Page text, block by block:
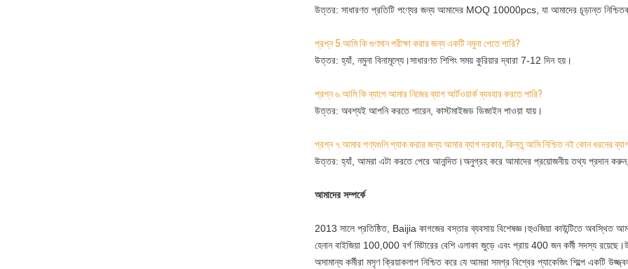
উত্তর: সাধারণত প্রতিটি পণ্যের জন্য আমাদের MOQ 10000pcs, যা আমাদের চূড়ান্ত
প্রশ্ন 5.আমি কি গুণমান পরীক্ষা করার জন্য একটি নমুনা পেতে পারি?
উত্তর: হ্যাঁ, নমুনা বিনামূল্যে।সাধারণত শিপিং সময় কুরিয়ার দ্বারা 7-12 দিন হয়।
প্রশ্ন ৬.আমি কি ব্যাগে আমার নিজের ব্যাগ আর্টওয়ার্ক ব্যবহার করতে পারি?
উত্তর: অবশ্যই আপনি করতে পারেন, কাস্টমাইজড ডিজাইন পাওয়া যায়।
প্রশ্ন ৭.আমার পণ্যগুলি প্যাক করার জন্য আমার ব্যাগ দরকার, কিন্তু আমি নিশ্চিত নই কোন ধরনের
উত্তর: হ্যাঁ, আমরা এটা করতে পেরে আনন্দিত।অনুগ্রহ করে আমাদের প্রয়োজনীয় তথ্য প্রদান
আমাদের সম্পর্কে
2013 সালে প্রতিষ্ঠিত, Baijia কাগজের বস্তার ব্যবসায় বিশেষজ্ঞ।হুওজিয়া কাউন্টিতে অবস্থিত
হেনান বাইজিয়া 100,000 বর্গ মিটারের বেশি এলাকা জুড়ে এবং প্রায় 400 জন কর্মী সদস্য
অসামান্য কর্মীরা মসৃণ ক্রিয়াকলাপ নিশ্চিত করে যে আমরা সমগ্র বিশ্বের প্যাকেজিং শিল্পে একটি